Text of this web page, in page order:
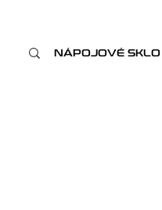
NÁPOJOVÉ SKLO